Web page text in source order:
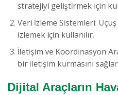
stratejiyi geliştirmek için
Veri İzleme Sistemleri:
izlemek için kullanılır.
İletişim ve Koordinasyon
bir iletişim kurmasını
Dijital Araçların